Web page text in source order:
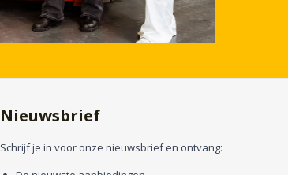
Nieuwsbrief
Schrijf je in voor onze nieuwsbrief en ontvang: